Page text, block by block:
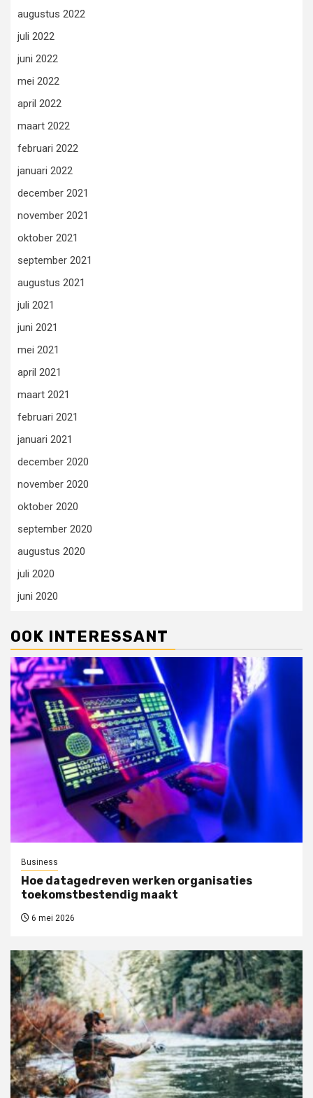
augustus 2022
juli 2022
juni 2022
mei 2022
april 2022
maart 2022
februari 2022
januari 2022
december 2021
november 2021
oktober 2021
september 2021
augustus 2021
juli 2021
juni 2021
mei 2021
april 2021
maart 2021
februari 2021
januari 2021
december 2020
november 2020
oktober 2020
september 2020
augustus 2020
juli 2020
juni 2020
OOK INTERESSANT
Business
Hoe datagedreven werken organisaties
toekomstbestendig maakt
6 mei 2026